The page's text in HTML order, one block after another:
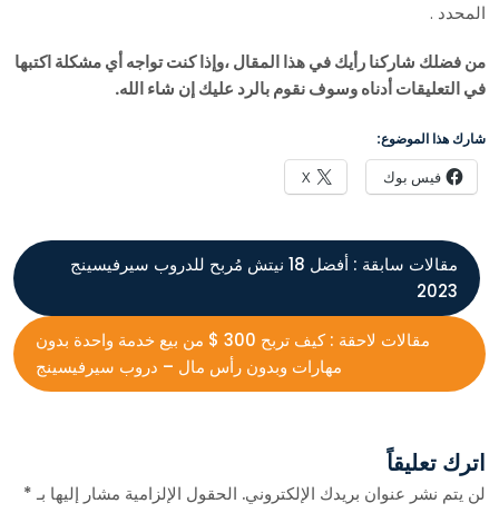
المحدد .
من فضلك شاركنا رأيك في هذا المقال ،وإذا كنت تواجه أي مشكلة اكتبها
في التعليقات أدناه وسوف نقوم بالرد عليك إن شاء الله.
شارك هذا الموضوع:
فيس بوك X
مقالات سابقة :
أفضل 18 نيتش مُربح للدروب سيرفيسينج
2023
مقالات لاحقة :
كيف تربح 300 $ من بيع خدمة واحدة بدون
مهارات وبدون رأس مال – دروب سيرفيسينج
اترك تعليقاً
لن يتم نشر عنوان بريدك الإلكتروني. الحقول الإلزامية مشار إليها بـ*